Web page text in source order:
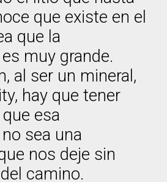
que existe en el
que la
muy grande.
al ser un mineral,
hay que tener
esa
sea una
nos deje sin
camino.